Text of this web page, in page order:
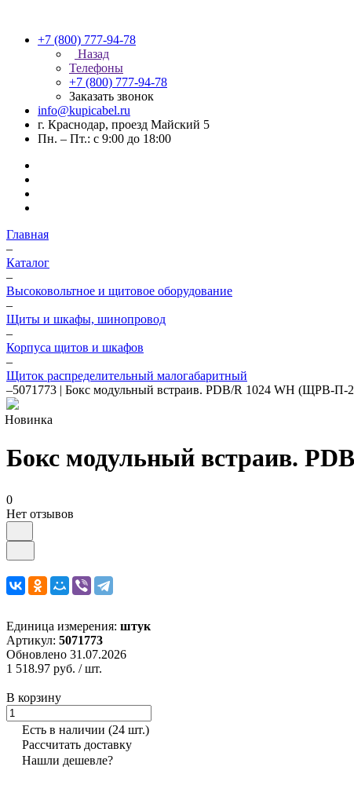
+7 (800) 777-94-78
Назад
Телефоны
+7 (800) 777-94-78
Заказать звонок
info@kupicabel.ru
г. Краснодар, проезд Майский 5
Пн. – Пт.: с 9:00 до 18:00
Главная
–
Каталог
–
Высоковольтное и щитовое оборудование
–
Щиты и шкафы, шинопровод
–
Корпуса щитов и шкафов
–
Щиток распределительный малогабаритный
–5071773 | Бокс модульный встраив. PDB/R 1024 WH (ЩРВ-П-
Новинка
Бокс модульный встраив.
0
Нет отзывов
Единица измерения: штук
Артикул: 5071773
Обновлено 31.07.2026
1 518.97 руб. / шт.
В корзину
Есть в наличии (24 шт.)
Рассчитать доставку
Нашли дешевле?